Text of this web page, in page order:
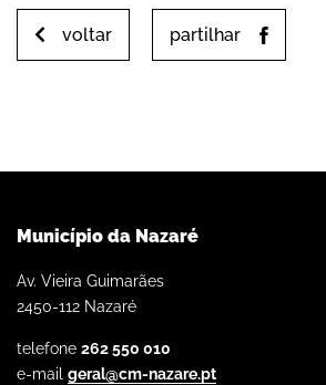
voltar partilhar
Município da Nazaré
Av. Vieira Guimarães
2450-112 Nazaré
telefone 262 550 010
e-mail geral@cm-nazare.pt